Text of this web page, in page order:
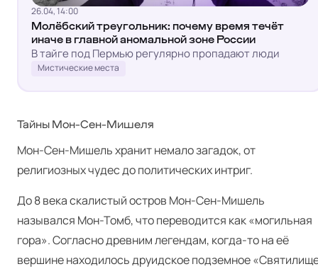
26.04, 14:00
Молёбский треугольник: почему время течёт
иначе в главной аномальной зоне России
В тайге под Пермью регулярно пропадают люди
Мистические места
Тайны Мон-Сен-Мишеля
Мон-Сен-Мишель хранит немало загадок, от
религиозных чудес до политических интриг.
До 8 века скалистый остров Мон-Сен-Мишель
назывался Мон-Томб, что переводится как «могильная
гора». Согласно древним легендам, когда-то на её
вершине находилось друидское подземное